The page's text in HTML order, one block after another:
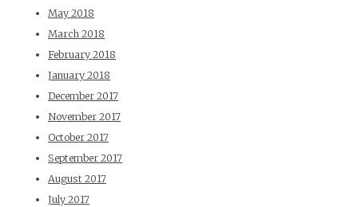
May 2018
March 2018
February 2018
January 2018
December 2017
November 2017
October 2017
September 2017
August 2017
July 2017